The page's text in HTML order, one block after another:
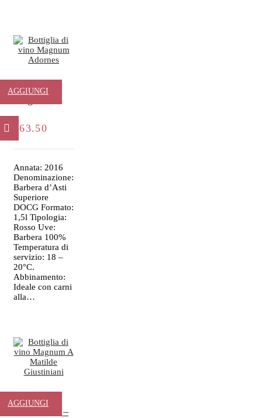
Adornes –
€63.50
AGGIUNGI
Annata: 2016
Denominazione:
Barbera d’Asti
Superiore
DOCG Formato:
1,5l Tipologia:
Rosso Uve:
Barbera 100%
Temperatura di
servizio: 18 –
20°C.
Abbinamento:
Ideale con carni
alla…
A Matilde
Giustiniani –
AGGIUNGI